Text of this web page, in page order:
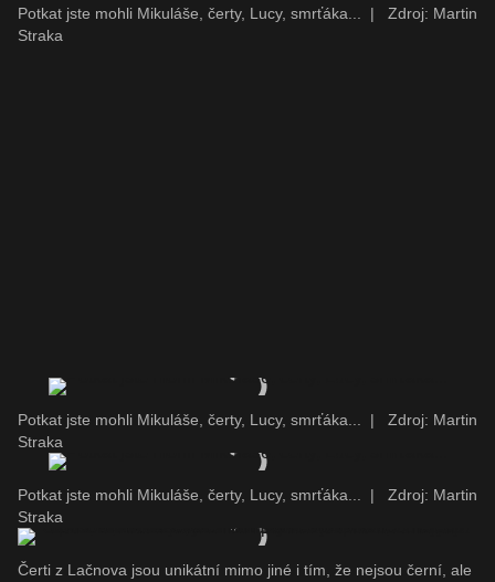
Potkat jste mohli Mikuláše, čerty, Lucy, smrťáka... |
Zdroj: Martin
Straka
Potkat jste mohli Mikuláše, čerty, Lucy, smrťáka... |
Zdroj: Martin
Straka
Potkat jste mohli Mikuláše, čerty, Lucy, smrťáka... |
Zdroj: Martin
Straka
Čerti z Lačnova jsou unikátní mimo jiné i tím, že nejsou černí, ale